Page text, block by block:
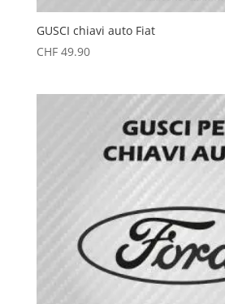
GUSCI chiavi auto Fiat
CHF49.90